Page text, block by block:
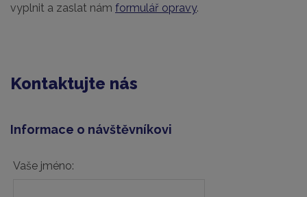
vyplnit a zaslat nám formulář opravy.
Kontaktujte nás
Informace o návštěvníkovi
Vaše jméno: